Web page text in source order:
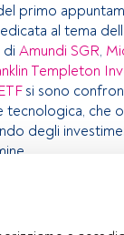
primo
al tema
di Amundi SGR,
Templeton
si sono
tecnologica, che
degli